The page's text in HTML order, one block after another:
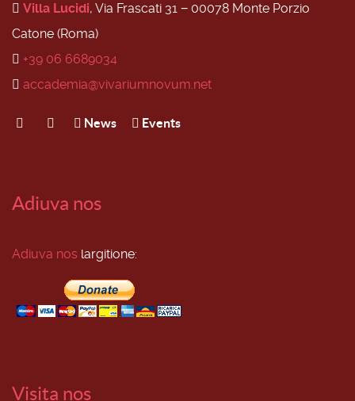
Villa Lucidi, Via Frascati 31 − 00078 Monte Porzio
Catone (Roma)
+39 06 6689034
accademia@vivariumnovum.net
News Events
Adiuva nos
Adiuva nos largitione:
Visita nos